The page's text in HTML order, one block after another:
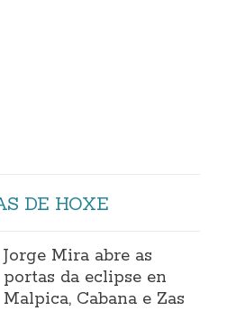
DE HOXE
Jorge Mira abre as
portas da eclipse en
Malpica, Cabana e Zas